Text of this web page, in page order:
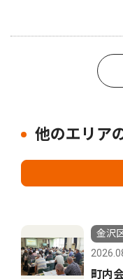
他のエリア
金沢
町内